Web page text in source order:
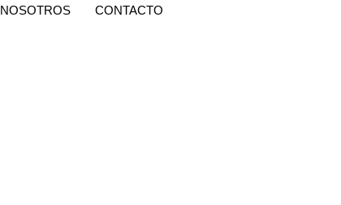
NOSOTROS CONTACTO